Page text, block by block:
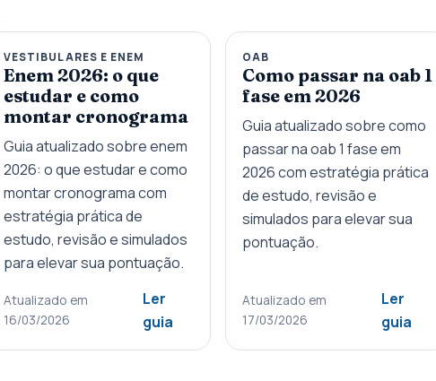
VESTIBULARES E ENEM
Enem 2026: o que
estudar e como
montar cronograma
Guia atualizado sobre enem
2026: o que estudar e como
montar cronograma com
estratégia prática de
estudo, revisão e simulados
para elevar sua pontuação.
Atualizado em
16/03/2026
Ler
guia
OAB
Como passar na oab 1
fase em 2026
Guia atualizado sobre como
passar na oab 1 fase em
2026 com estratégia prática
de estudo, revisão e
simulados para elevar sua
pontuação.
Atualizado em
17/03/2026
Ler
guia